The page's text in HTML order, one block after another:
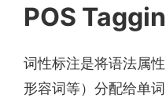
POS
词性标注是将语法属
形容词等）分配给单